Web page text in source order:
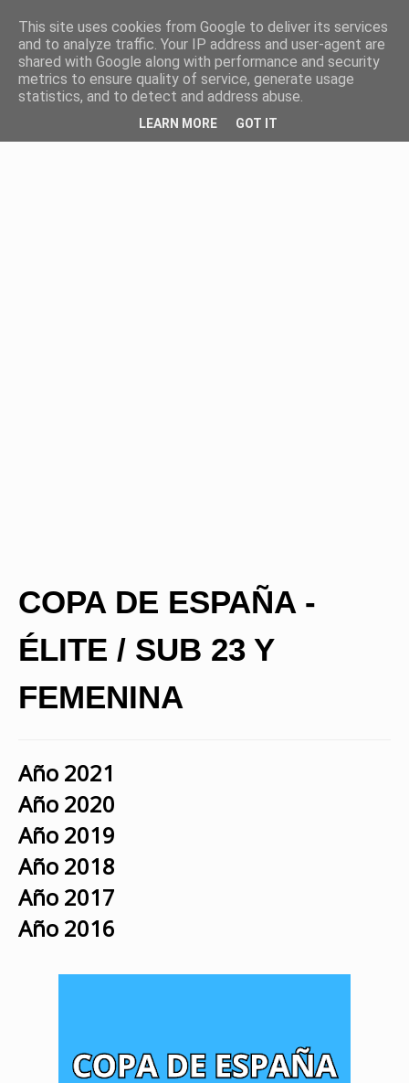
COPA DE ESPAÑA -
ÉLITE / SUB 23 Y
FEMENINA
Año 2021
Año 2020
Año 2019
Año 2018
Año 2017
Año 2016
This site uses cookies from Google to deliver its services
and to analyze traffic. Your IP address and user-agent are
shared with Google along with performance and security
metrics to ensure quality of service, generate usage
statistics, and to detect and address abuse.
LEARN MORE GOT IT